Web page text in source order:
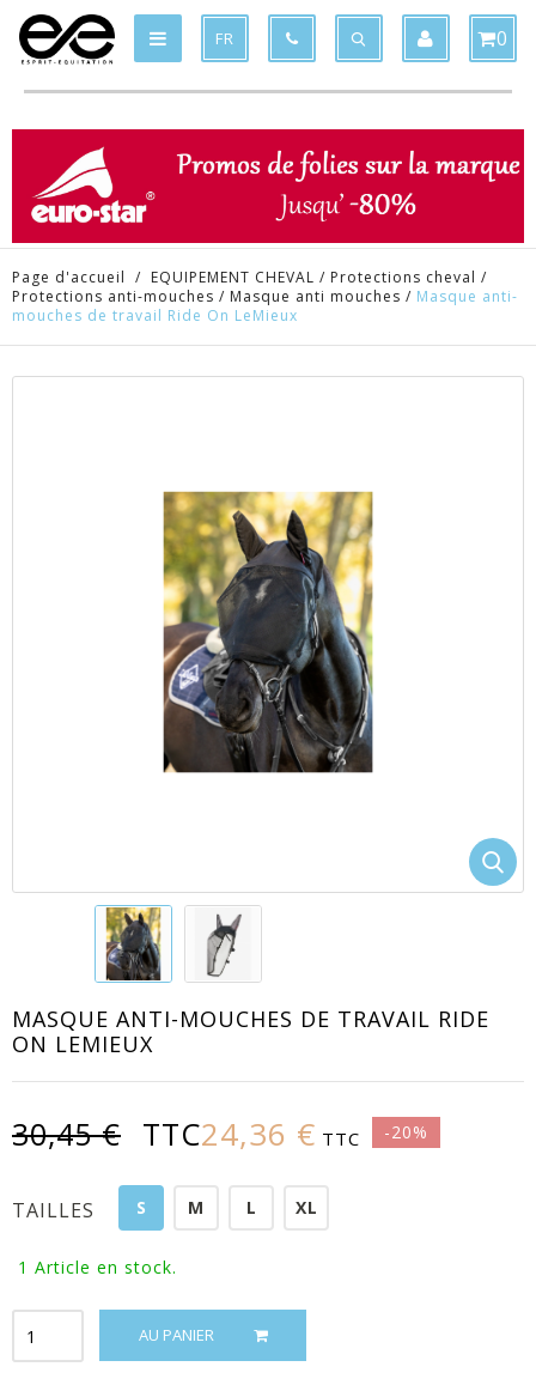
FR 0
Page d'accueil / EQUIPEMENT CHEVAL / Protections cheval /
Protections anti-mouches / Masque anti mouches / Masque anti-
mouches de travail Ride On LeMieux
MASQUE ANTI-MOUCHES DE TRAVAIL RIDE
ON LEMIEUX
30,45 € TTC24,36 € TTC -20%
TAILLES S M L XL
1 Article en stock.
AU PANIER
Produit ajouté au panier x
Produit supprimé du panier x